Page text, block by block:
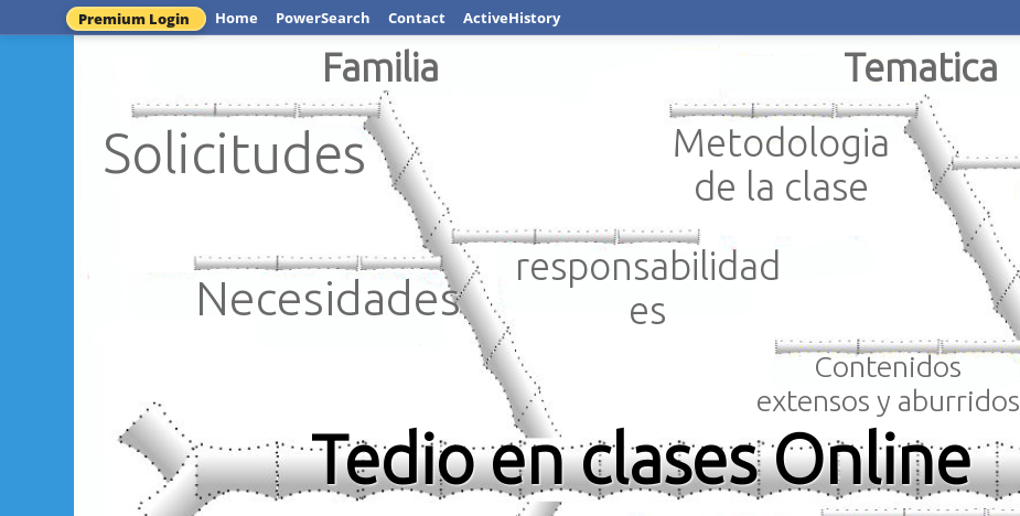
Premium Login Home PowerSearch Contact ActiveHistory
Familia
Solicitudes
responsabilidad
es
Necesidades
Tematica
Metodologia
de la clase
Contenidos
extensos y aburridos
Tedio en clases Online